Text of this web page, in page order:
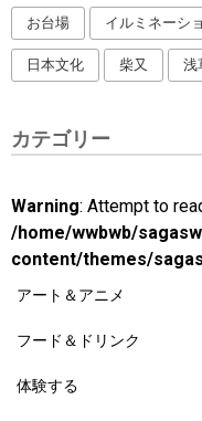
お台場 イルミネーシ
日本文化 柴又 浅
カテゴリー
Warning: Attempt to
/home/wwbwb/
content/themes/
アート＆アニメ
フード＆ドリンク
体験する